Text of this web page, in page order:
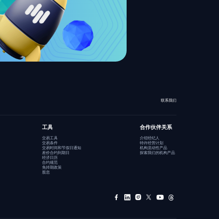
联系我们
工具
交易工具
交易条件
交易时间和节假日通知
差价合约到期日
经济日历
合约规范
免掉期政策
股息
合作伙伴关系
介绍经纪人
特许经营计划
机构流动性产品
探索我们的机构产品